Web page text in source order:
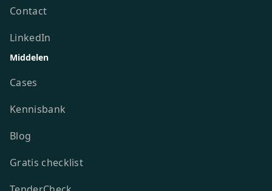
Contact
LinkedIn
Middelen
Cases
Kennisbank
Blog
Gratis checklist